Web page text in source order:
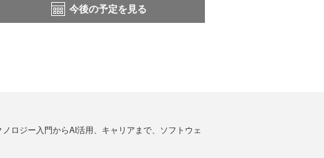
今後の予定を見る
ロジー入門からAI活用、キャリアまで、ソフトウェ